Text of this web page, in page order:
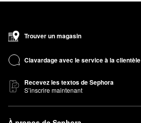
Trouver un magasin
Clavardage avec le service à la clientèle
Recevez les textos de Sephora
S’inscrire maintenant